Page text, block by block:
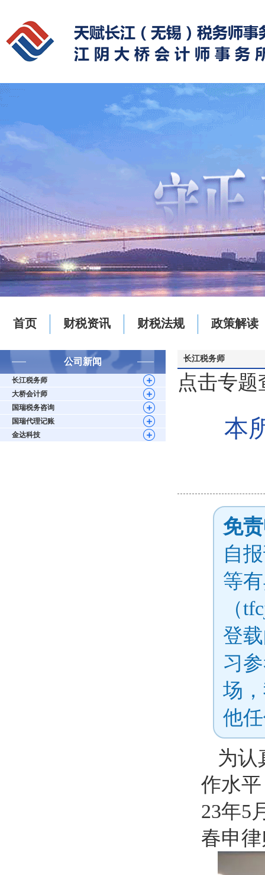
首页 财税资讯 财税法规 政策解读
公司新闻
长江税务师
大桥会计师
国瑞税务咨询
国瑞代理记账
金达科技
长江税务师
点击专
本
免
自
等
（
登
习
场
他
为认
作水
23年5
春申